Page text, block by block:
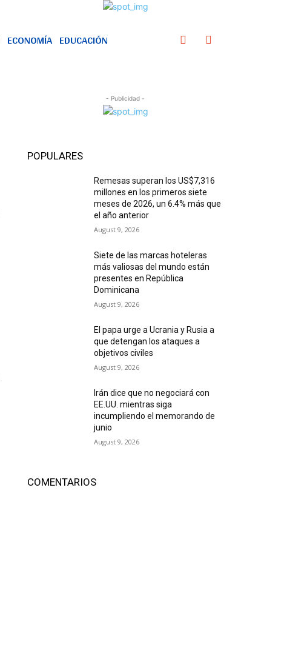
ECONOMÍA EDUCACIÓN
- Publicidad -
POPULARES
Remesas superan los US$7,316
millones en los primeros siete
meses de 2026, un 6.4% más que
el año anterior
August 9, 2026
Siete de las marcas hoteleras
más valiosas del mundo están
presentes en República
Dominicana
August 9, 2026
El papa urge a Ucrania y Rusia a
que detengan los ataques a
objetivos civiles
August 9, 2026
Irán dice que no negociará con
EE.UU. mientras siga
incumpliendo el memorando de
junio
August 9, 2026
COMENTARIOS